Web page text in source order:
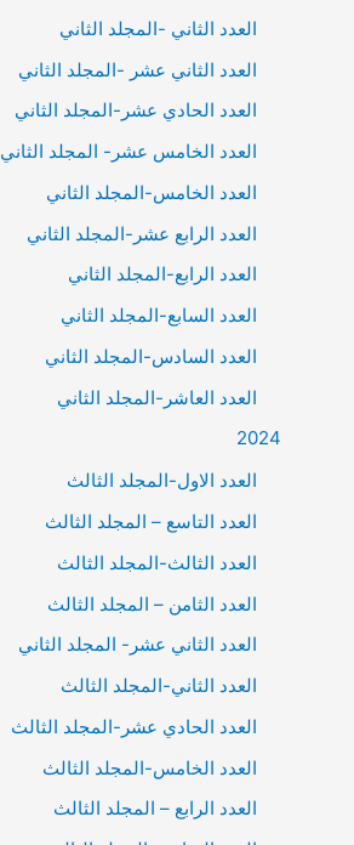
العدد الثاني -المجلد الثاني
العدد الثاني عشر -المجلد الثاني
العدد الحادي عشر-المجلد الثاني
العدد الخامس عشر- المجلد الثاني
العدد الخامس-المجلد الثاني
العدد الرابع عشر-المجلد الثاني
العدد الرابع-المجلد الثاني
العدد السابع-المجلد الثاني
العدد السادس-المجلد الثاني
العدد العاشر-المجلد الثاني
2024
العدد الاول-المجلد الثالث
العدد التاسع – المجلد الثالث
العدد الثالث-المجلد الثالث
العدد الثامن – المجلد الثالث
العدد الثاني عشر- المجلد الثاني
العدد الثاني-المجلد الثالث
العدد الحادي عشر-المجلد الثالث
العدد الخامس-المجلد الثالث
العدد الرابع – المجلد الثالث